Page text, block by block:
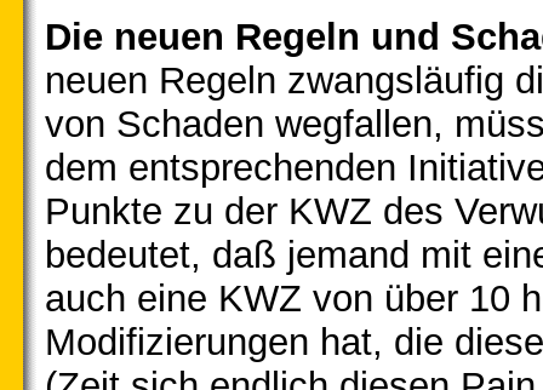
Die neuen Regeln und
neuen Regeln zwangsläufig
von Schaden wegfallen,
dem entsprechenden
Punkte zu der KWZ des
bedeutet, daß jemand mit
auch eine KWZ von über 10
Modifizierungen hat, die